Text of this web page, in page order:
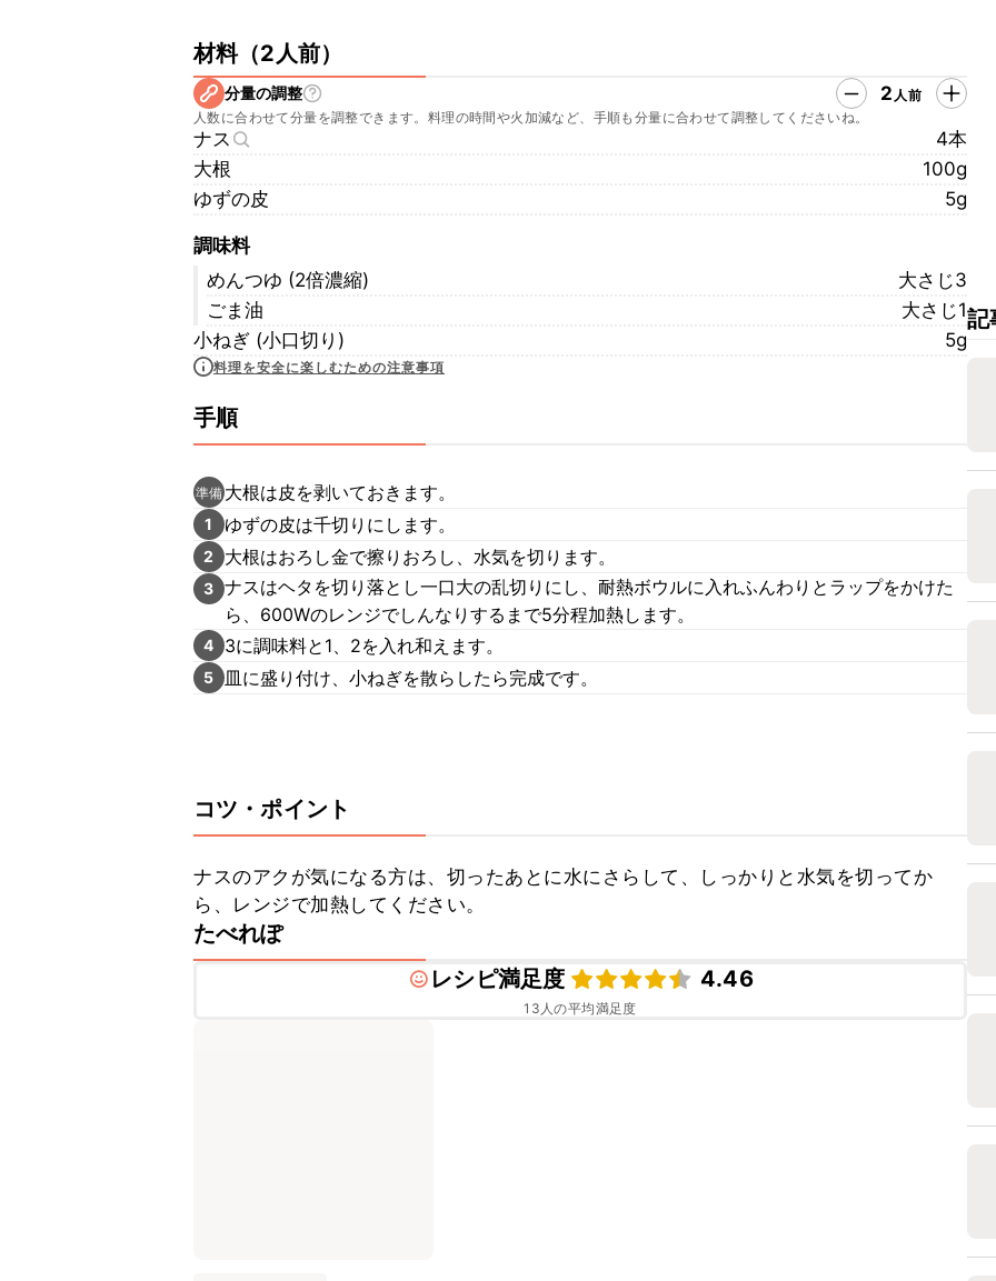
材料（2人前）
分量の調整 2 人前
人数に合わせて分量を調整できます。料理の時間や火加減など、手順も分量に合わせて調整してくださいね。
ナス
4本
大根
100g
ゆずの皮
5g
調味料
めんつゆ (2倍濃縮)
大さじ3
ごま油
大さじ1
小ねぎ (小口切り)
5g
料理を安全に楽しむための注意事項
手順
準備大根は皮を剥いておきます。
1 ゆずの皮は千切りにします。
2 大根はおろし金で擦りおろし、水気を切ります。
3 ナスはヘタを切り落とし一口大の乱切りにし、耐熱ボウルに入れふんわりとラップをかけた
ら、600Wのレンジでしんなりするまで5分程加熱します。
4 3に調味料と1、2を入れ和えます。
5 皿に盛り付け、小ねぎを散らしたら完成です。
コツ・ポイント
ナスのアクが気になる方は、切ったあとに水にさらして、しっかりと水気を切ってか
ら、レンジで加熱してください。
たべれぽ
レシピ満足度
4.46
13 人の平均満足度
記